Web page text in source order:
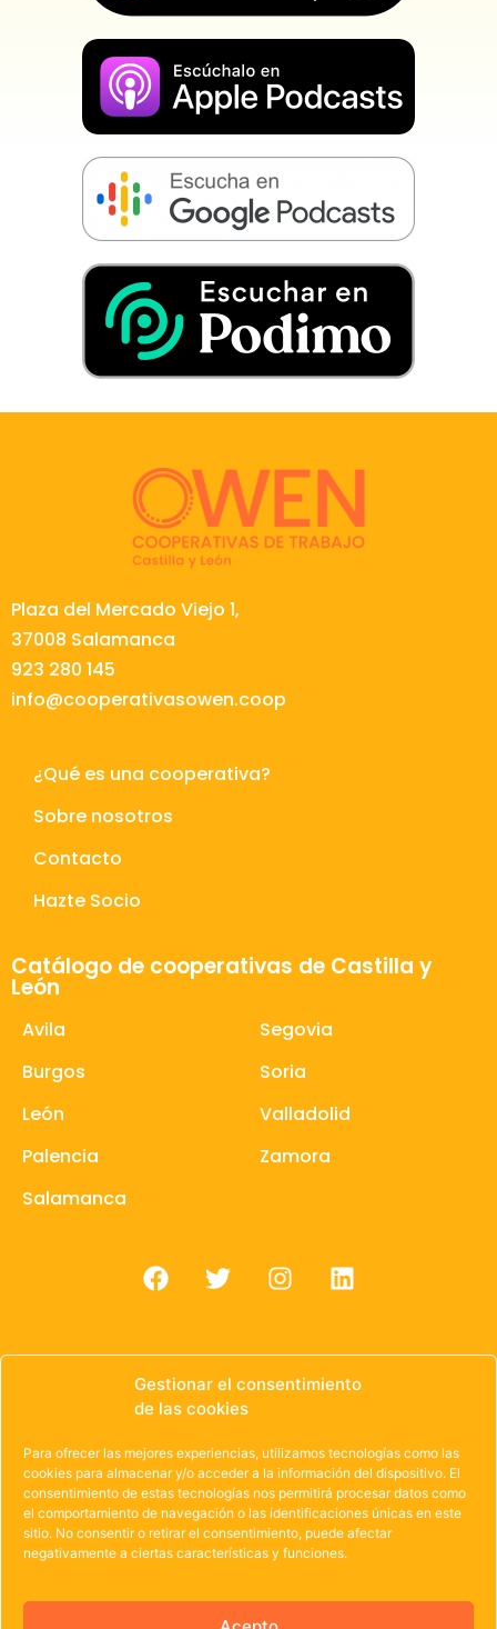
Gestionar el consentimiento
de las cookies
Para ofrecer las mejores experiencias, utilizamos tecnologías como las
cookies para almacenar y/o acceder a la información del dispositivo. El
consentimiento de estas tecnologías nos permitirá procesar datos como
el comportamiento de navegación o las identificaciones únicas en este
sitio. No consentir o retirar el consentimiento, puede afectar
negativamente a ciertas características y funciones.
Plaza del Mercado Viejo 1,
37008 Salamanca
923 280 145
info@cooperativasowen.coop
¿Qué es una cooperativa?
Sobre nosotros
Contacto
Hazte Socio
Catálogo de cooperativas de Castilla y
León
Avila
Burgos
León
Palencia
Salamanca
Segovia
Soria
Valladolid
Zamora
© 1985 – 2021 | OWEN Unión de Cooperativas de
Trabajo de Castilla y León
Aviso Legal·Política de Privacidad·Política de
Cookies